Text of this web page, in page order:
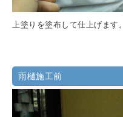
上塗りを塗布して仕上げます。
雨樋施工前